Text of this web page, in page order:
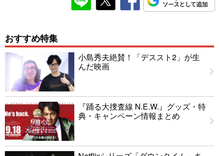
おすすめ特集
小島秀夫絶賛！「デススト2」が生
んだ映画
『踊る大捜査線 N.E.W.』グッズ・特
典・キャンペーン情報まとめ